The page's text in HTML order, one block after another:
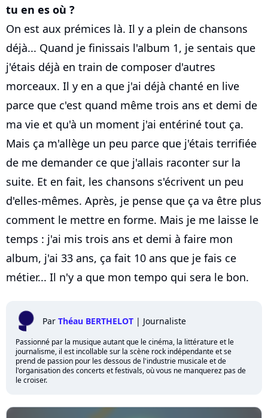
tu en es où ?
On est aux prémices là. Il y a plein de chansons
déjà... Quand je finissais l'album 1, je sentais que
j'étais déjà en train de composer d'autres
morceaux. Il y en a que j'ai déjà chanté en live
parce que c'est quand même trois ans et demi de
ma vie et qu'à un moment j'ai entériné tout ça.
Mais ça m'allège un peu parce que j'étais terrifiée
de me demander ce que j'allais raconter sur la
suite. Et en fait, les chansons s'écrivent un peu
d'elles-mêmes. Après, je pense que ça va être plus
comment le mettre en forme. Mais je me laisse le
temps : j'ai mis trois ans et demi à faire mon
album, j'ai 33 ans, ça fait 10 ans que je fais ce
métier... Il n'y a que mon tempo qui sera le bon.
Par Théau BERTHELOT | Journaliste
Passionné par la musique autant que le cinéma, la littérature et le
journalisme, il est incollable sur la scène rock indépendante et se
prend de passion pour les dessous de l'industrie musicale et de
l'organisation des concerts et festivals, où vous ne manquerez pas de
le croiser.